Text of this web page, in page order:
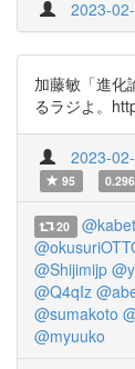
2023-
加藤敏「進化
るラジよ。
2023-
95
0.296
20
@Shijimijp
@Q4qIz
@sumakoto
@myuuko